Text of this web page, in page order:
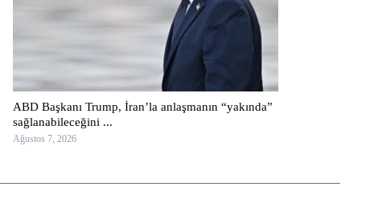
ABD Başkanı Trump, İran’la anlaşmanın “yakında”
sağlanabileceğini ...
Ağustos 7, 2026